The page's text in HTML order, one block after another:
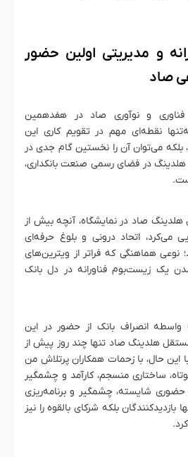
و مدیریتی اولین حضور
صاد
و نوآوری صاد در هفدهمین
نقطه‌ای مهم در تقویم کاری این
می‌توان آن را نخستین گام جدی در
در فضای رسمی صنعت بانکداری،
صاد در نمایشگاه، آنچه بیش از
می‌کرد، اتحاد درونی و بلوغ حرفه‌ای
نوعی هماهنگی که فراتر از ویترین‌های
یک زیست‌بوم فناورانه در دل بانک
واسطه انصراف بانک از حضور در این
هلدینگ صاد تنها چند روز پیش از
این حال، با زحمات همکاران پرتلاش من
ساختاری منسجم، کارآمد و چشمگیر
شایسته، چشمگیر و برنامه‌ریزی
بلکه شرکای بالقوه را نیز